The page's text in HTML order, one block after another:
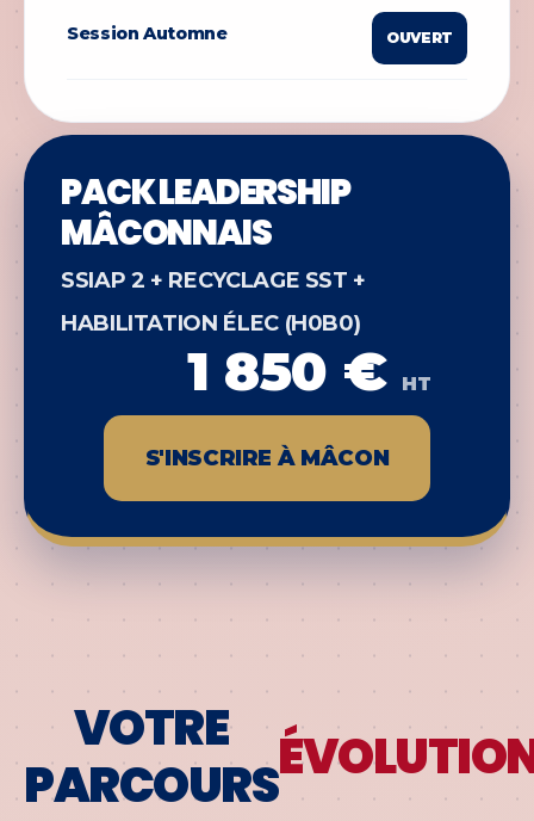
Session Automne OUVERT
PACK LEADERSHIP
MÂCONNAIS
SSIAP 2 + RECYCLAGE SST +
HABILITATION ÉLEC (H0B0)
1 850 € HT
S'INSCRIRE À MÂCON
VOTRE
PARCOURS